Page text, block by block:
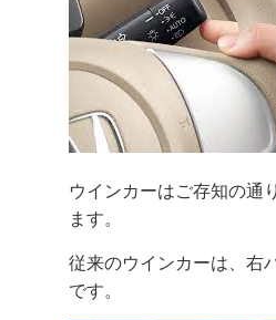
ウインカーはご存知の通
ます。
従来のウインカーは、右
です。